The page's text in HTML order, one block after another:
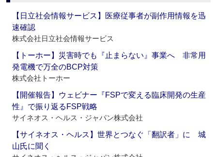
【日立社会情報サービス】医療従事者が副作用情報を迅
速確認
株式会社日立社会情報サービス
【トーホー】災害時でも『止まらない』事業へ 非常用
発電機で万全のBCP対策
株式会社トーホー
【開催報告】ウェビナー『FSPで変える臨床開発の生産
性』で振り返るFSP戦略
サイネオス・ヘルス・ジャパン株式会社
【サイネオス・ヘルス】世界とつなぐ「翻訳者」に 城
山氏に聞く